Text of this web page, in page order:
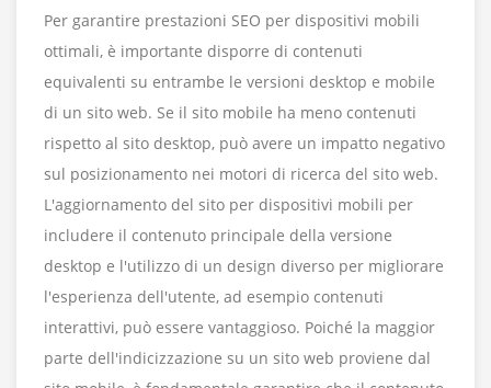
Per garantire prestazioni SEO per dispositivi mobili
ottimali, è importante disporre di contenuti
equivalenti su entrambe le versioni desktop e mobile
di un sito web. Se il sito mobile ha meno contenuti
rispetto al sito desktop, può avere un impatto negativo
sul posizionamento nei motori di ricerca del sito web.
L'aggiornamento del sito per dispositivi mobili per
includere il contenuto principale della versione
desktop e l'utilizzo di un design diverso per migliorare
l'esperienza dell'utente, ad esempio contenuti
interattivi, può essere vantaggioso. Poiché la maggior
parte dell'indicizzazione su un sito web proviene dal